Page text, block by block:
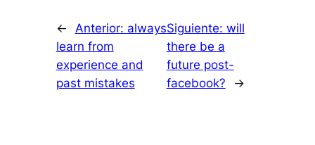
← Anterior: always
learn from
experience and
past mistakes
Siguiente: will
there be a
future post-
facebook?
→